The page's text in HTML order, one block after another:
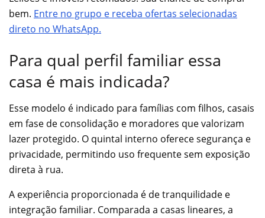
bem. Entre no grupo e receba ofertas selecionadas
direto no WhatsApp.
Para qual perfil familiar essa
casa é mais indicada?
Esse modelo é indicado para famílias com filhos, casais
em fase de consolidação e moradores que valorizam
lazer protegido. O quintal interno oferece segurança e
privacidade, permitindo uso frequente sem exposição
direta à rua.
A experiência proporcionada é de tranquilidade e
integração familiar. Comparada a casas lineares, a